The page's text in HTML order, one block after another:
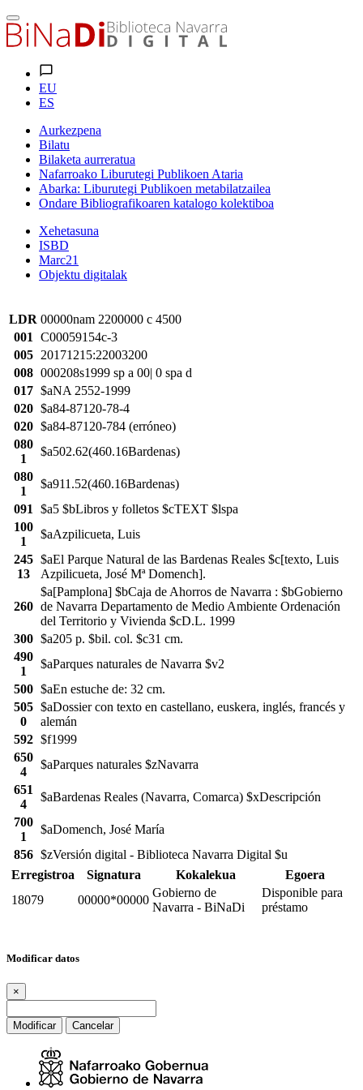
EU
ES
Aurkezpena
Bilatu
Bilaketa aurreratua
Nafarroako Liburutegi Publikoen Ataria
Abarka: Liburutegi Publikoen metabilatzailea
Ondare Bibliografikoaren katalogo kolektiboa
Xehetasuna
ISBD
Marc21
Objektu digitalak
LDR 00000nam 2200000 c 4500
001
C00059154c-3
005
20171215:22003200
008 000208s1999 sp a 00| 0 spa d
017 $aNA 2552-1999
020 $a84-87120-78-4
020 $a84-87120-784 (erróneo)
080
1
$a502.62(460.16Bardenas)
080
1
$a911.52(460.16Bardenas)
091
$a5 $bLibros y folletos $cTEXT $lspa
100
1
$aAzpilicueta, Luis
245
13
$aEl Parque Natural de las Bardenas Reales $c[texto, Luis
Azpilicueta, José Mª Domench].
260
$a[Pamplona] $bCaja de Ahorros de Navarra : $bGobierno
de Navarra Departamento de Medio Ambiente Ordenación
del Territorio y Vivienda $cD.L. 1999
300 $a205 p. $bil. col. $c31 cm.
490
1
$aParques naturales de Navarra $v2
500 $aEn estuche de: 32 cm.
505
0
$aDossier con texto en castellano, euskera, inglés, francés y
alemán
592 $f1999
650
4
$aParques naturales $zNavarra
651
4
$aBardenas Reales (Navarra, Comarca) $xDescripción
700
1
$aDomench, José María
856 $zVersión digital - Biblioteca Navarra Digital $u
Erregistroa
Signatura Kokalekua
Egoera
18079
00000*00000
Gobierno de
Navarra - BiNaDi
Disponible para
préstamo
Modificar datos
×
Modificar Cancelar